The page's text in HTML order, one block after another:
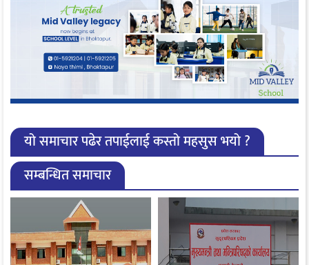
यो समाचार पढेर तपाईलाई कस्तो महसुस भयो ?
सम्बन्धित समाचार